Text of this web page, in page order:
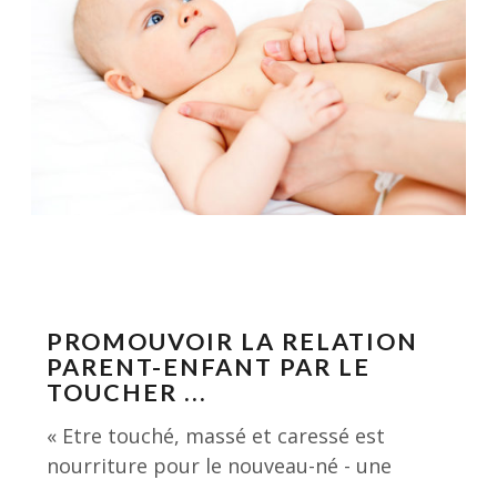
PROMOUVOIR LA RELATION
PARENT-ENFANT PAR LE
TOUCHER ...
« Etre touché, massé et caressé est
nourriture pour le nouveau-né - une